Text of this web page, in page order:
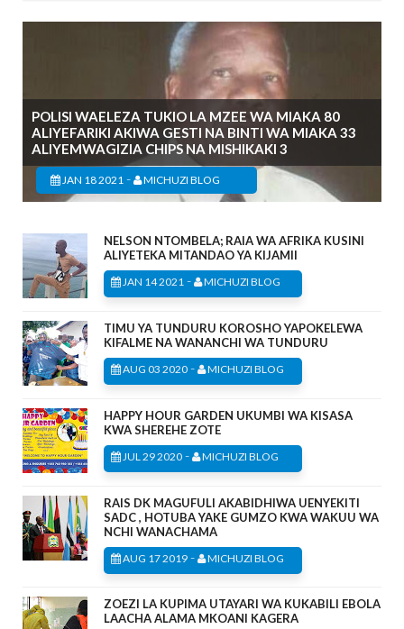
POLISI WAELEZA TUKIO LA MZEE WA MIAKA 80
ALIYEFARIKI AKIWA GESTI NA BINTI WA MIAKA 33
ALIYEMWAGIZIA CHIPS NA MISHIKAKI 3
JAN 18 2021 - MICHUZI BLOG
NELSON NTOMBELA; RAIA WA AFRIKA KUSINI
ALIYETEKA MITANDAO YA KIJAMII
JAN 14 2021 - MICHUZI BLOG
TIMU YA TUNDURU KOROSHO YAPOKELEWA
KIFALME NA WANANCHI WA TUNDURU
AUG 03 2020 - MICHUZI BLOG
HAPPY HOUR GARDEN UKUMBI WA KISASA
KWA SHEREHE ZOTE
JUL 29 2020 - MICHUZI BLOG
RAIS DK MAGUFULI AKABIDHIWA UENYEKITI
SADC , HOTUBA YAKE GUMZO KWA WAKUU WA
NCHI WANACHAMA
AUG 17 2019 - MICHUZI BLOG
ZOEZI LA KUPIMA UTAYARI WA KUKABILI EBOLA
LAACHA ALAMA MKOANI KAGERA